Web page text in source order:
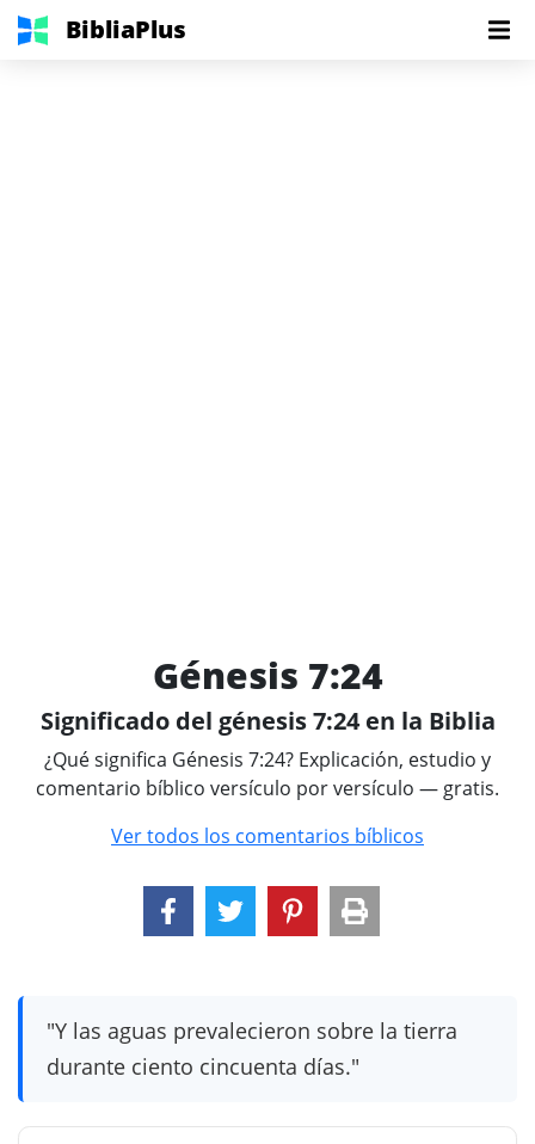
BibliaPlus
Génesis 7:24
Significado del génesis 7:24 en la Biblia
¿Qué significa Génesis 7:24? Explicación, estudio y
comentario bíblico versículo por versículo — gratis.
Ver todos los comentarios bíblicos
"Y las aguas prevalecieron sobre la tierra
durante ciento cincuenta días."